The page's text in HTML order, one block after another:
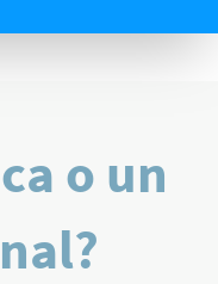
o un